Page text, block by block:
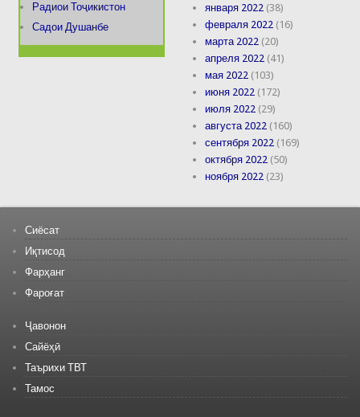
Радиои Тоҷикистон
Садои Душанбе
января 2022 (38)
февраля 2022 (16)
марта 2022 (20)
апреля 2022 (41)
мая 2022 (103)
июня 2022 (172)
июля 2022 (29)
августа 2022 (160)
сентября 2022 (169)
октября 2022 (50)
ноября 2022 (23)
Сиёсат
Иқтисод
Фарҳанг
Фароғат
Ҷавонон
Сайёҳӣ
Таърихи ТВТ
Тамос